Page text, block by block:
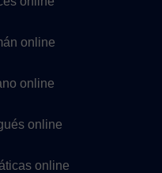
online
online
online
online